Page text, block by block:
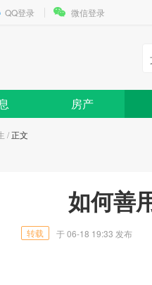
QQ登录 微信登录
房产
/正文
如何善
转载 于06-18 19:33 发布